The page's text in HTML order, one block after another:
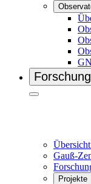
Forschung
Gauß-
Projekte